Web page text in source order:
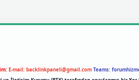
E-mail: backlinkpaneli@gmail.com Teams: